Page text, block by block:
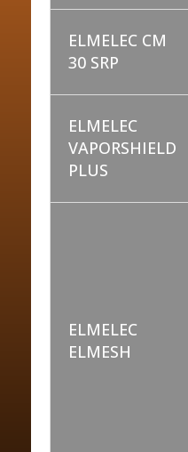
ELMELEC CM
30 SRP
ELMELEC
VAPORSHIELD
PLUS
ELMELEC
ELMESH